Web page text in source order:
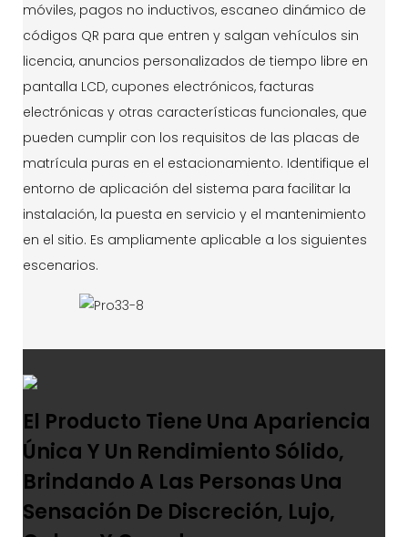
móviles, pagos no inductivos, escaneo dinámico de
códigos QR para que entren y salgan vehículos sin
licencia, anuncios personalizados de tiempo libre en
pantalla LCD, cupones electrónicos, facturas
electrónicas y otras características funcionales, que
pueden cumplir con los requisitos de las placas de
matrícula puras en el estacionamiento. Identifique el
entorno de aplicación del sistema para facilitar la
instalación, la puesta en servicio y el mantenimiento
en el sitio. Es ampliamente aplicable a los siguientes
escenarios.
El Producto Tiene Una Apariencia
Única Y Un Rendimiento Sólido,
Brindando A Las Personas Una
Sensación De Discreción, Lujo,